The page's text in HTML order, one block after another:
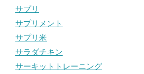
サプリ
サプリメント
サプリ米
サラダチキン
サーキットトレーニング